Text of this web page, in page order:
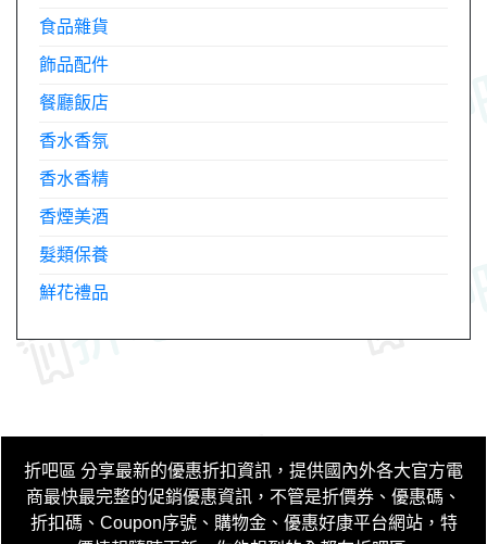
食品雜貨
飾品配件
餐廳飯店
香水香氛
香水香精
香煙美酒
髮類保養
鮮花禮品
折吧區 分享最新的優惠折扣資訊，提供國內外各大官方電
商最快最完整的促銷優惠資訊，不管是折價券、優惠碼、
折扣碼、Coupon序號、購物金、優惠好康平台網站，特